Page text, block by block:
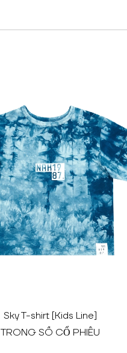
Sky T-shirt [Kids Line]
TRONG SỐ CỔ PHIẾU